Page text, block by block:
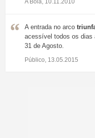
A entrada no arco
acessível todos os dias
31 de Agosto.
Público, 13.05.2015